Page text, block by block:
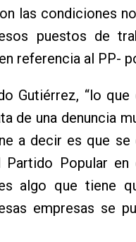
las condiciones
puestos de
referencia al PP-
Gutiérrez, “lo
de una denuncia
a decir es que se
Popular en
algo que tiene
empresas se